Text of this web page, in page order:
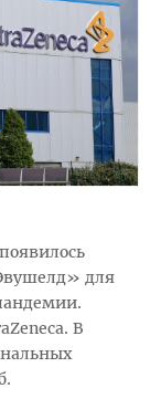
для
В